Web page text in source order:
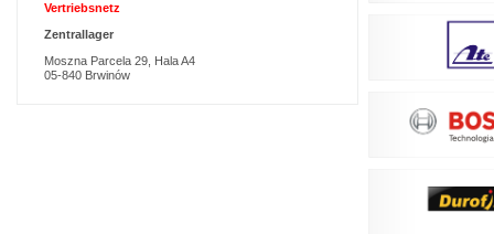
Vertriebsnetz
Zentrallager
Moszna Parcela 29, Hala A4
05-840 Brwinów